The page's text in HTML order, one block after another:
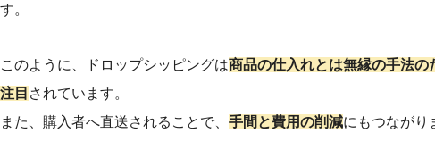
す。
このように、ドロップシッピングは商品の仕入れとは無縁の手法
注目 されています。
また、購入者へ直送されることで、 手間と費用の削減にもつながり